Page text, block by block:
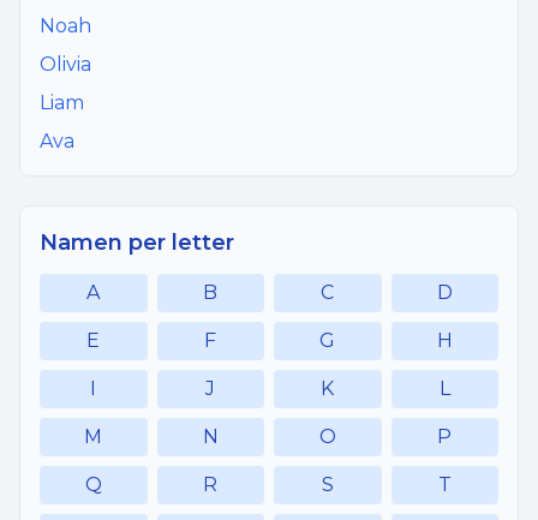
Noah
Olivia
Liam
Ava
Namen per letter
A B C D
E F G H
I J K L
M N O P
Q R S T